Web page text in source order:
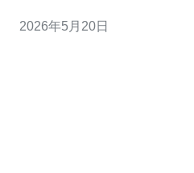
泰国/越南/菲律宾各有侧重：
2026年5月20日